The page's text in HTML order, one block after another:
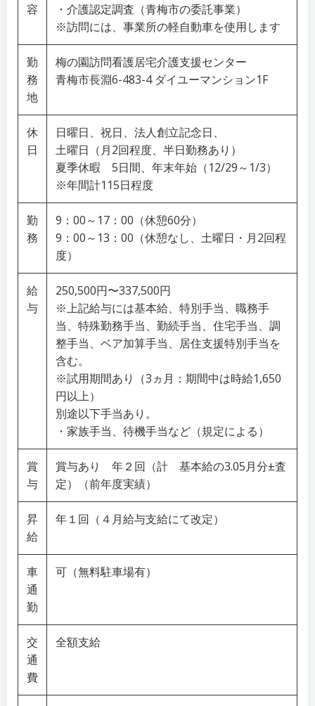
容
・介護認定調査（青梅市の委託事業）
※訪問には、事業所の軽自動車を使用します
勤
務
地
梅の園訪問看護居宅介護支援センター
青梅市長淵6-483-4 ダイユーマンション1F
休
日
日曜日、祝日、法人創立記念日、
土曜日（月2回程度、半日勤務あり）
夏季休暇 5日間、年末年始（12/29～1/3）
※年間計115日程度
勤
務
9：00～17：00（休憩60分）
9：00～13：00（休憩なし、土曜日・月2回程
度）
給
与
250,500円〜337,500円
※上記給与には基本給、特別手当、職務手
当、特殊勤務手当、勤続手当、住宅手当、調
整手当、ベア加算手当、居住支援特別手当を
含む。
※試用期間あり（3ヵ月：期間中は時給1,650
円以上）
別途以下手当あり。
・家族手当、待機手当など（規定による）
賞
与
賞与あり 年２回（計 基本給の3.05月分±査
定）（前年度実績）
昇
給
年１回（４月給与支給にて改定）
車
通
勤
可（無料駐車場有）
交
通
費
全額支給